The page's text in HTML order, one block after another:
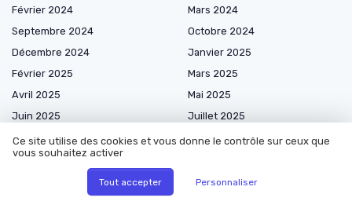
Février 2024
Mars 2024
Septembre 2024
Octobre 2024
Décembre 2024
Janvier 2025
Février 2025
Mars 2025
Avril 2025
Mai 2025
Juin 2025
Juillet 2025
Août 2025
Septembre 2025
Octobre 2025
Janvier 2026
Ce site utilise des cookies et vous donne le contrôle sur ceux que
vous souhaitez activer
Tout accepter Personnaliser